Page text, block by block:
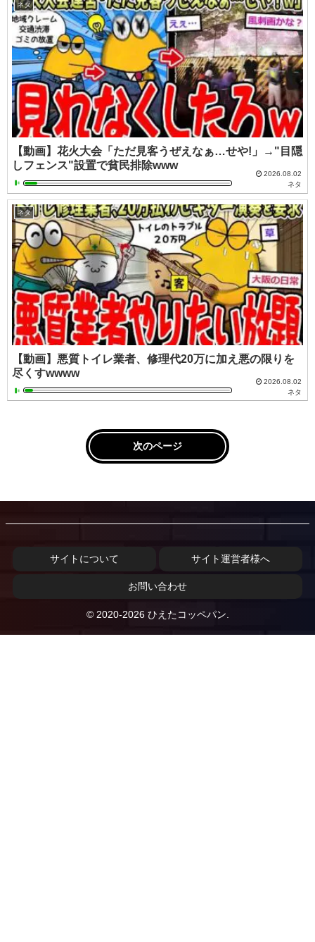
ネタ
【動画】花火大会「ただ見客うぜえなぁ…せや!」→"目隠
しフェンス"設置で貧民排除www
2026.08.02
ネタ
ネタ
【動画】悪質トイレ業者、修理代20万に加え悪の限りを
尽くすwwww
2026.08.02
ネタ
次のページ
サイトについて サイト運営者様へ
お問い合わせ
© 2020-2026 ひえたコッペパン.